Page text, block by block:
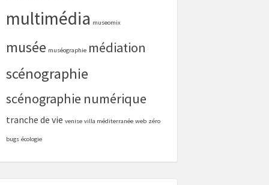
multimédia museomix
musée muséographie médiation
scénographie
scénographie numérique
tranche de vie venise villa méditerranée web zéro
bugs écologie